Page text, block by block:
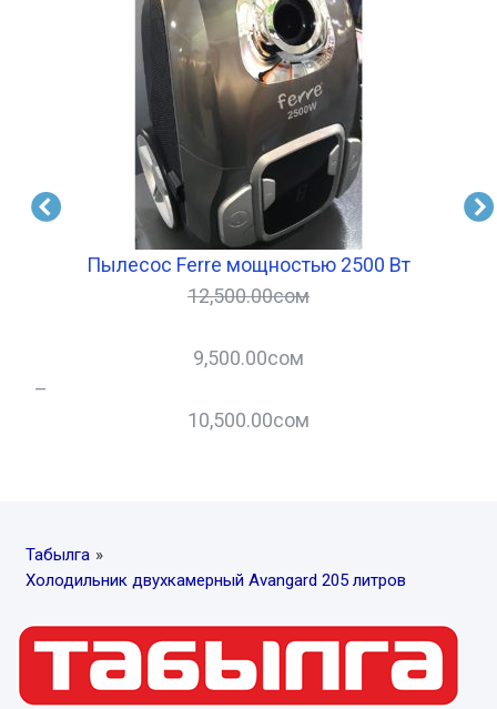
Пылесос Ferre мощностью 2500 Вт
12,500.00сом
9,500.00сом
–
10,500.00сом
Табылга »
Холодильник двухкамерный Avangard 205 литров